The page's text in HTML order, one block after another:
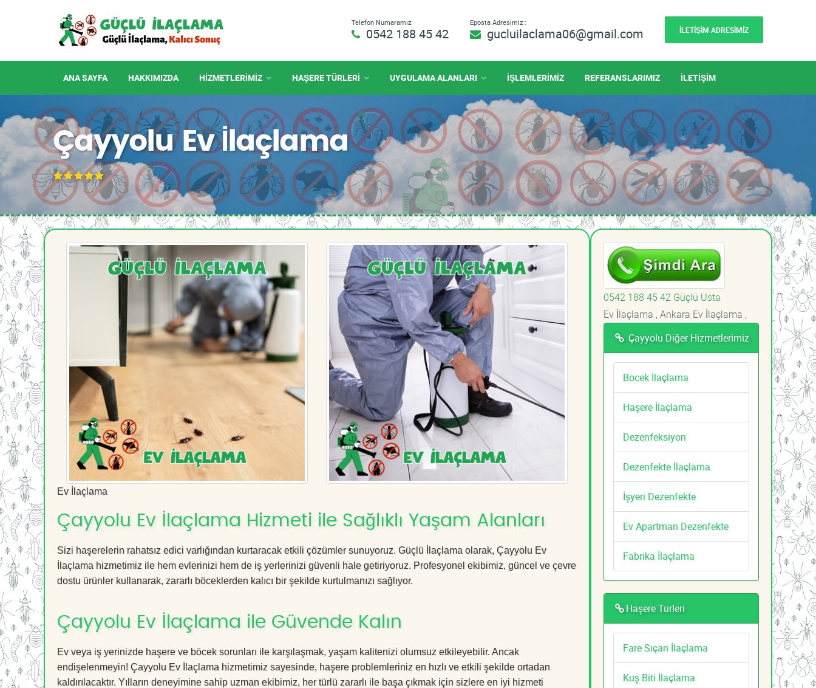
Telefon Numaramız:
0542 188 45 42
Eposta Adresimiz :
gucluilaclama06@gmail.com İLETİŞİM ADRESİMİZ
ANA SAYFA HAKKIMIZDA HIZMETLERIMIZ HAŞERE TÜRLERİ UYGULAMA ALANLARI İŞLEMLERİMİZ REFERANSLARIMIZ İLETİŞİM
Çayyolu Ev İlaçlama
Ev İlaçlama
Çayyolu Ev İlaçlama Hizmeti ile Sağlıklı Yaşam Alanları
Sizi haşerelerin rahatsız edici varlığından kurtaracak etkili çözümler sunuyoruz. Güçlü İlaçlama olarak, Çayyolu Ev
İlaçlama hizmetimiz ile hem evlerinizi hem de iş yerlerinizi güvenli hale getiriyoruz. Profesyonel ekibimiz, güncel ve çevre
dostu ürünler kullanarak, zararlı böceklerden kalıcı bir şekilde kurtulmanızı sağlıyor.
Çayyolu Ev İlaçlama ile Güvende Kalın
Ev veya iş yerinizde haşere ve böcek sorunları ile karşılaşmak, yaşam kalitenizi olumsuz etkileyebilir. Ancak
endişelenmeyin! Çayyolu Ev İlaçlama hizmetimiz sayesinde, haşere problemleriniz en hızlı ve etkili şekilde ortadan
kaldırılacaktır. Yılların deneyimine sahip uzman ekibimiz, her türlü zararlı ile başa çıkmak için sizlere en iyi hizmeti
0542 188 45 42 Güçlü Usta
Ev İlaçlama , Ankara Ev İlaçlama ,
Çayyolu Diğer Hizmetlerimiz
Böcek İlaçlama
Haşere İlaçlama
Dezenfeksiyon
Dezenfekte İlaçlama
İşyeri Dezenfekte
Ev Apartman Dezenfekte
Fabrika İlaçlama
Haşere Türleri
Fare Sıçan İlaçlama
Kuş Biti İlaçlama